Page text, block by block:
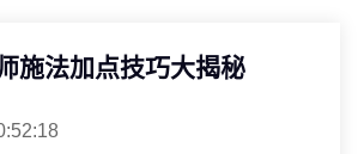
施法加点技巧大揭秘